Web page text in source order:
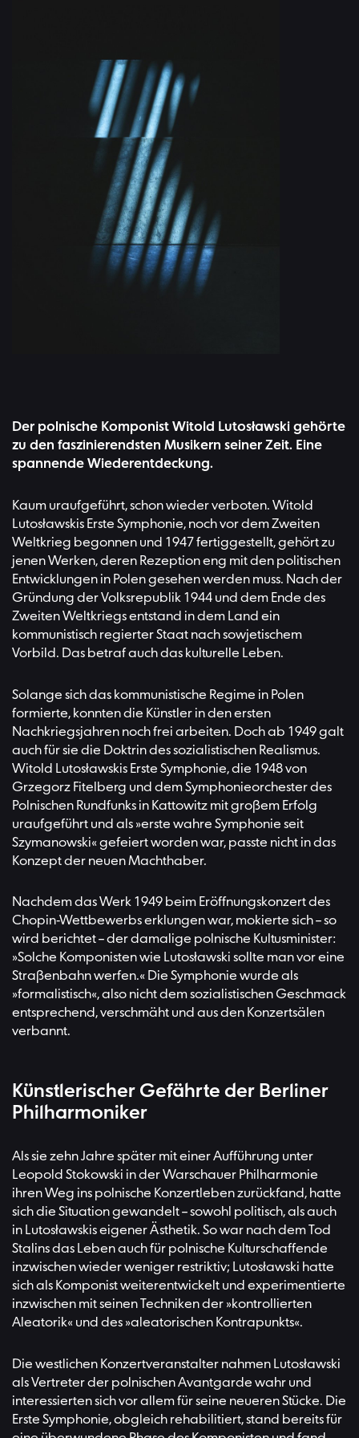
Der polnische Komponist Witold Lutosławski gehörte
zu den faszinierendsten Musikern seiner Zeit. Eine
spannende Wiederentdeckung.
Kaum uraufgeführt, schon wieder verboten. Witold
Lutosławskis Erste Symphonie, noch vor dem Zweiten
Weltkrieg begonnen und 1947 fertiggestellt, gehört zu
jenen Werken, deren Rezeption eng mit den politischen
Entwicklungen in Polen gesehen werden muss. Nach der
Gründung der Volksrepublik 1944 und dem Ende des
Zweiten Weltkriegs entstand in dem Land ein
kommunistisch regierter Staat nach sowjetischem
Vorbild. Das betraf auch das kulturelle Leben.
Solange sich das kommunistische Regime in Polen
formierte, konnten die Künstler in den ersten
Nachkriegsjahren noch frei arbeiten. Doch ab 1949 galt
auch für sie die Doktrin des sozialistischen Realismus.
Witold Lutosławskis Erste Symphonie, die 1948 von
Grzegorz Fitelberg und dem Symphonieorchester des
Polnischen Rundfunks in Kattowitz mit großem Erfolg
uraufgeführt und als »erste wahre Symphonie seit
Szymanowski« gefeiert worden war, passte nicht in das
Konzept der neuen Machthaber.
Nachdem das Werk 1949 beim Eröffnungskonzert des
Chopin-Wettbewerbs erklungen war, mokierte sich – so
wird berichtet – der damalige polnische Kultusminister:
»Solche Komponisten wie Lutosławski sollte man vor eine
Straßenbahn werfen.« Die Symphonie wurde als
»formalistisch«, also nicht dem sozialistischen Geschmack
entsprechend, verschmäht und aus den Konzertsälen
verbannt.
Künstlerischer Gefährte der Berliner
Philharmoniker
Als sie zehn Jahre später mit einer Aufführung unter
Leopold Stokowski in der Warschauer Philharmonie
ihren Weg ins polnische Konzertleben zurückfand, hatte
sich die Situation gewandelt – sowohl politisch, als auch
in Lutosławskis eigener Ästhetik. So war nach dem Tod
Stalins das Leben auch für polnische Kulturschaffende
inzwischen wieder weniger restriktiv; Lutosławski hatte
sich als Komponist weiterentwickelt und experimentierte
inzwischen mit seinen Techniken der »kontrollierten
Aleatorik« und des »aleatorischen Kontrapunkts«.
Die westlichen Konzertveranstalter nahmen Lutosławski
als Vertreter der polnischen Avantgarde wahr und
interessierten sich vor allem für seine neueren Stücke. Die
Erste Symphonie, obgleich rehabilitiert, stand bereits für